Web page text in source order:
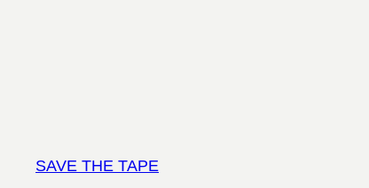
SAVE THE TAPE